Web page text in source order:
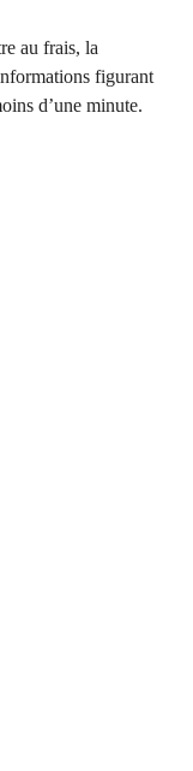
au frais, la
figurant
d’une minute.